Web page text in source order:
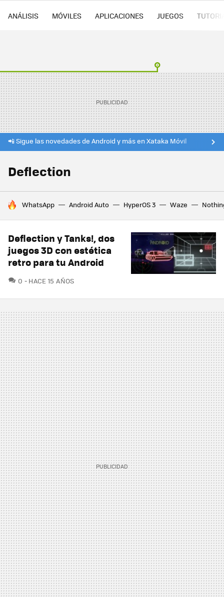
ANÁLISIS MÓVILES APLICACIONES JUEGOS
📲 Sigue las novedades de Android y más en Xataka Móvil
Deflection
HOY SE HABLA DE
WhatsApp Android Auto HyperOS 3 Waze
Deflection y Tanks!, dos
juegos 3D con estética
retro para tu Android
0 COMENTARIOS
HACE 15 AÑOS